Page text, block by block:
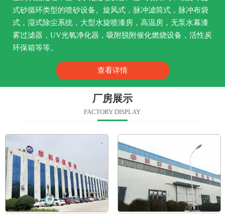
式砂循环类型的喷砂设备。旋风式，脉冲滤筒式，脉冲布袋
式，湿式除尘系统，大型水旋喷漆房，高温房，无泵水幕漆
雾过滤器，UV光氧净化器，吸附脱附催化燃烧设备，活性炭
环保箱等等。
查看详情
厂房展示
FACTORY DISPLAY